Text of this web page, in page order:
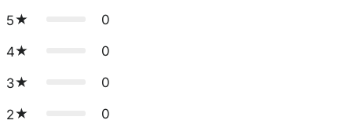
5 0
4 0
3 0
2 0